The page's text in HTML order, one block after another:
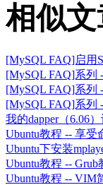
相似
[MySQL FAQ]启用
[MySQL FAQ]系列
[MySQL FAQ]系列
[MySQL FAQ]系列
我的dapper（6.06
Ubuntu教程 -- 享受
Ubuntu下安装
Ubuntu教程 -- Grub
Ubuntu教程 -- VIM